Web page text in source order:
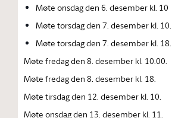
Møte onsdag den 6. desember kl. 10
Møte torsdag den 7. desember kl. 10.
Møte torsdag den 7. desember kl. 18.
Møte fredag den 8. desember kl. 10.00.
Møte fredag den 8. desember kl. 18.
Møte tirsdag den 12. desember kl. 10.
Møte onsdag den 13. desember kl. 11.